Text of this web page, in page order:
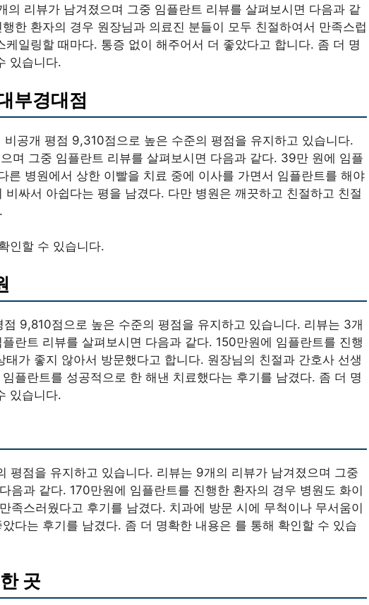
의 리뷰가 남겨졌으며 그중 임플란트 리뷰를 살펴보시면 다음과 같
한 환자의 경우 원장님과 의료진 분들이 모두 친절하여서 만족스럽
케일링할 때마다. 통증 없이 해주어서 더 좋았다고 합니다. 좀 더 명
있습니다.
부경대점
공개 평점 9,310점으로 높은 수준의 평점을 유지하고 있습니다.
며 그중 임플란트 리뷰를 살펴보시면 다음과 같다. 39만 원에 임플
른 병원에서 상한 이빨을 치료 중에 이사를 가면서 임플란트를 해야
비싸서 아쉽다는 평을 남겼다. 다만 병원은 깨끗하고 친절하고 친절
인할 수 있습니다.
9,810점으로 높은 수준의 평점을 유지하고 있습니다. 리뷰는 3개
란트 리뷰를 살펴보시면 다음과 같다. 150만원에 임플란트를 진행
태가 좋지 않아서 방문했다고 합니다. 원장님의 친절과 간호사 선생
플란트를 성공적으로 한 해낸 치료했다는 후기를 남겼다. 좀 더 명
있습니다.
평점을 유지하고 있습니다. 리뷰는 9개의 리뷰가 남겨졌으며 그중
음과 같다. 170만원에 임플란트를 진행한 환자의 경우 병원도 화이
족스러웠다고 후기를 남겼다. 치과에 방문 시에 무척이나 무서움이
다는 후기를 남겼다. 좀 더 명확한 내용은 를 통해 확인할 수 있습
곳